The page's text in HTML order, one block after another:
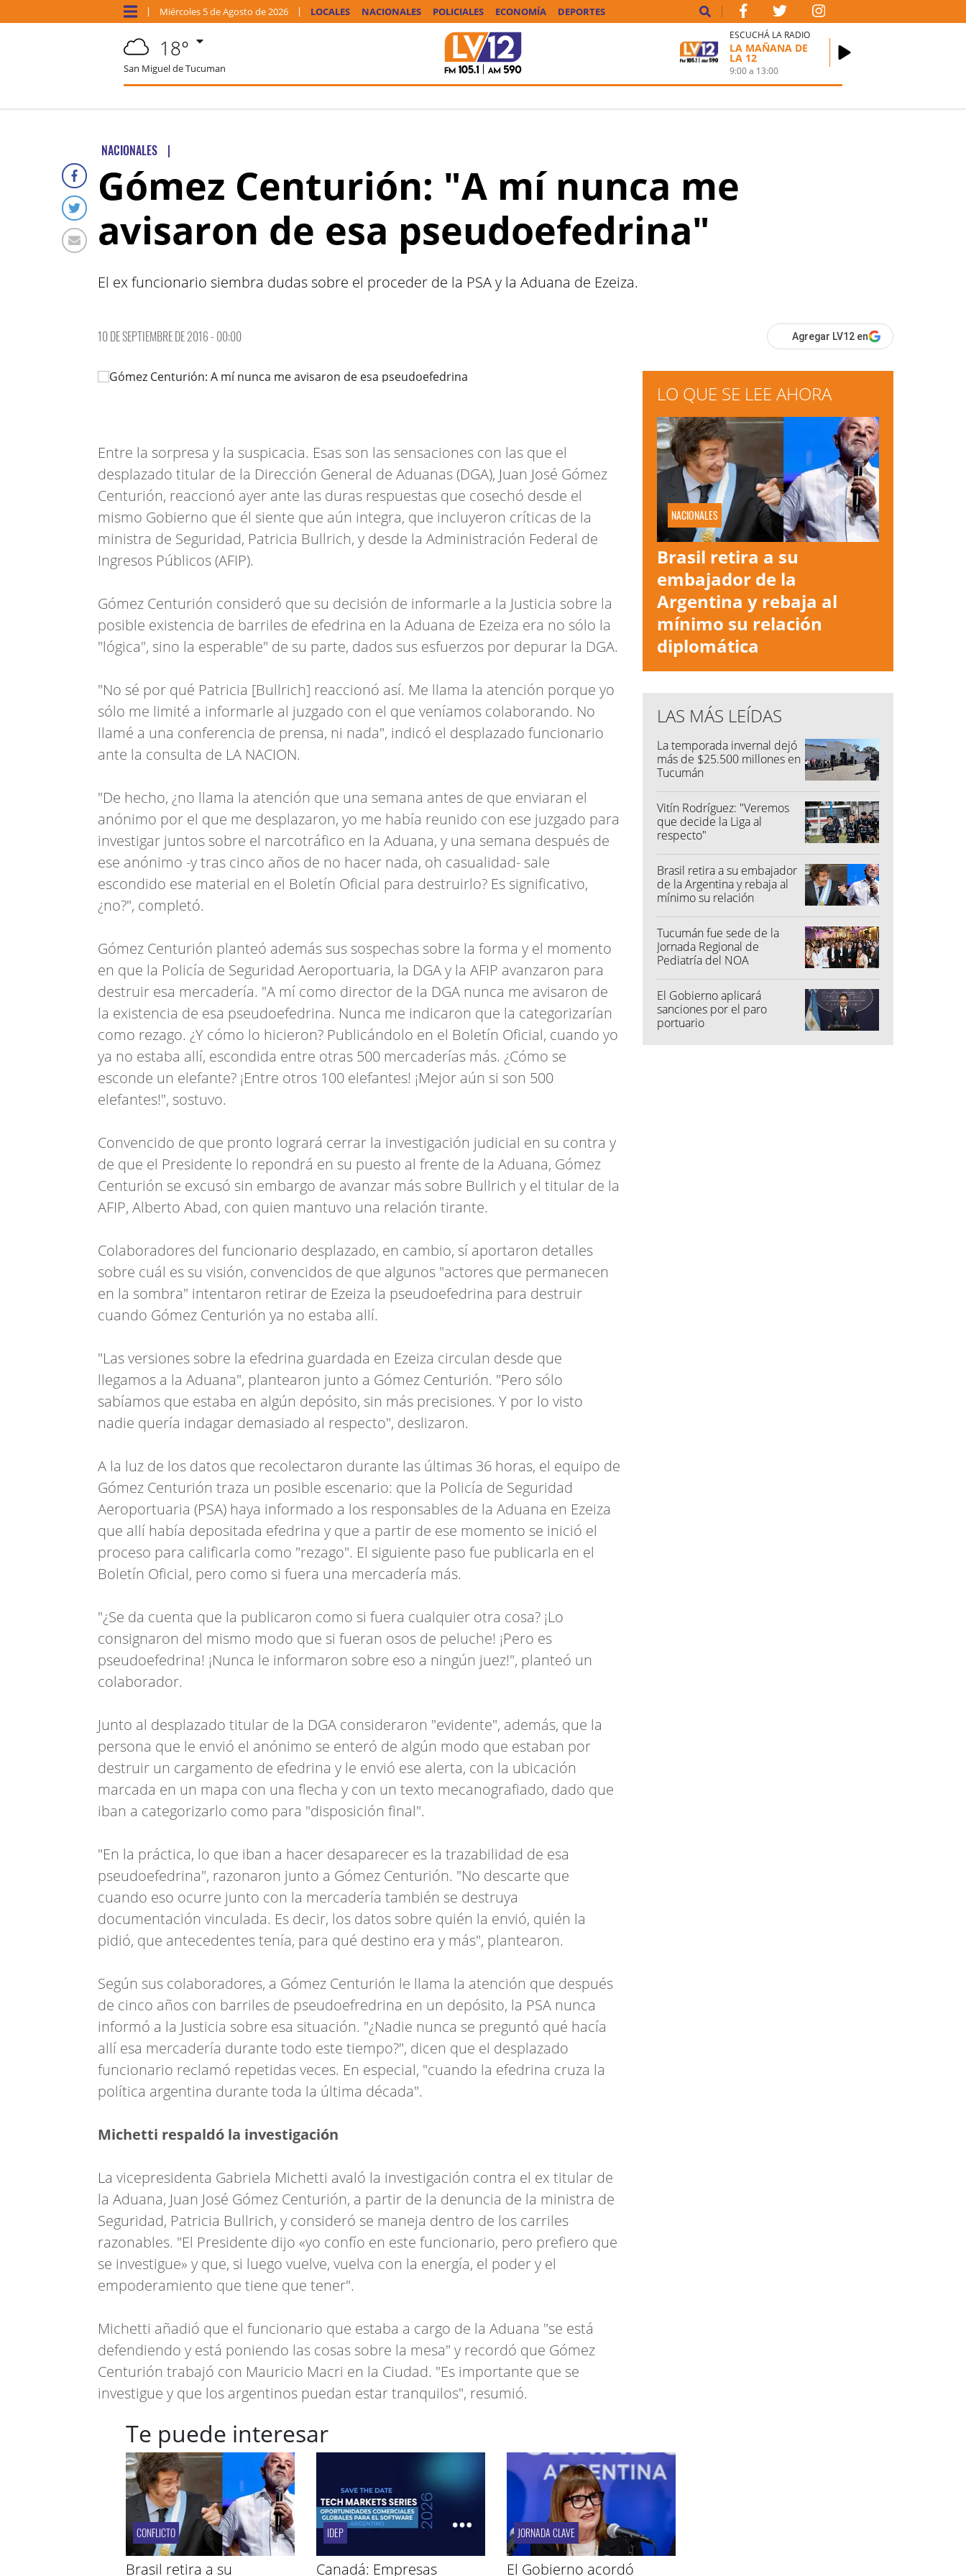
Miércoles 5 deAgosto de 2026 LOCALES NACIONALES POLICIALES ECONOMÍA DEPORTES
18°
San Miguel de Tucuman
ESCUCHÁ LA RADIO
LA MAÑANA DE
LA 12
9:00a 13:00
NACIONALES |
Gómez Centurión: "A mí nunca me
avisaron de esa pseudoefedrina"
El ex funcionario siembra dudas sobre el proceder de la PSA y la Aduana de Ezeiza.
10 DE SEPTIEMBRE DE 2016 - 00:00 Agregar LV12 en
Entre la sorpresa y la suspicacia. Esas son las sensaciones con las que el
desplazado titular de la Dirección General de Aduanas (DGA), Juan José Gómez
Centurión, reaccionó ayer ante las duras respuestas que cosechó desde el
mismo Gobierno que él siente que aún integra, que incluyeron críticas de la
ministra de Seguridad, Patricia Bullrich, y desde la Administración Federal de
Ingresos Públicos (AFIP).
Gómez Centurión consideró que su decisión de informarle a la Justicia sobre la
posible existencia de barriles de efedrina en la Aduana de Ezeiza era no sólo la
"lógica", sino la esperable" de su parte, dados sus esfuerzos por depurar la DGA.
"No sé por qué Patricia [Bullrich] reaccionó así. Me llama la atención porque yo
sólo me limité a informarle al juzgado con el que veníamos colaborando. No
llamé a una conferencia de prensa, ni nada", indicó el desplazado funcionario
ante la consulta de LA NACION.
"De hecho, ¿no llama la atención que una semana antes de que enviaran el
anónimo por el que me desplazaron, yo me había reunido con ese juzgado para
investigar juntos sobre el narcotráfico en la Aduana, y una semana después de
ese anónimo -y tras cinco años de no hacer nada, oh casualidad- sale
escondido ese material en el Boletín Oficial para destruirlo? Es significativo,
¿no?", completó.
Gómez Centurión planteó además sus sospechas sobre la forma y el momento
en que la Policía de Seguridad Aeroportuaria, la DGA y la AFIP avanzaron para
destruir esa mercadería. "A mí como director de la DGA nunca me avisaron de
la existencia de esa pseudoefedrina. Nunca me indicaron que la categorizarían
como rezago. ¿Y cómo lo hicieron? Publicándolo en el Boletín Oficial, cuando yo
ya no estaba allí, escondida entre otras 500 mercaderías más. ¿Cómo se
esconde un elefante? ¡Entre otros 100 elefantes! ¡Mejor aún si son 500
elefantes!", sostuvo.
Convencido de que pronto logrará cerrar la investigación judicial en su contra y
de que el Presidente lo repondrá en su puesto al frente de la Aduana, Gómez
Centurión se excusó sin embargo de avanzar más sobre Bullrich y el titular de la
AFIP, Alberto Abad, con quien mantuvo una relación tirante.
Colaboradores del funcionario desplazado, en cambio, sí aportaron detalles
sobre cuál es su visión, convencidos de que algunos "actores que permanecen
en la sombra" intentaron retirar de Ezeiza la pseudoefedrina para destruir
cuando Gómez Centurión ya no estaba allí.
"Las versiones sobre la efedrina guardada en Ezeiza circulan desde que
llegamos a la Aduana", plantearon junto a Gómez Centurión. "Pero sólo
sabíamos que estaba en algún depósito, sin más precisiones. Y por lo visto
nadie quería indagar demasiado al respecto", deslizaron.
A la luz de los datos que recolectaron durante las últimas 36 horas, el equipo de
Gómez Centurión traza un posible escenario: que la Policía de Seguridad
Aeroportuaria (PSA) haya informado a los responsables de la Aduana en Ezeiza
que allí había depositada efedrina y que a partir de ese momento se inició el
proceso para calificarla como "rezago". El siguiente paso fue publicarla en el
Boletín Oficial, pero como si fuera una mercadería más.
"¿Se da cuenta que la publicaron como si fuera cualquier otra cosa? ¡Lo
consignaron del mismo modo que si fueran osos de peluche! ¡Pero es
pseudoefedrina! ¡Nunca le informaron sobre eso a ningún juez!", planteó un
colaborador.
Junto al desplazado titular de la DGA consideraron "evidente", además, que la
persona que le envió el anónimo se enteró de algún modo que estaban por
destruir un cargamento de efedrina y le envió ese alerta, con la ubicación
marcada en un mapa con una flecha y con un texto mecanografiado, dado que
iban a categorizarlo como para "disposición final".
"En la práctica, lo que iban a hacer desaparecer es la trazabilidad de esa
pseudoefedrina", razonaron junto a Gómez Centurión. "No descarte que
cuando eso ocurre junto con la mercadería también se destruya
documentación vinculada. Es decir, los datos sobre quién la envió, quién la
pidió, que antecedentes tenía, para qué destino era y más", plantearon.
Según sus colaboradores, a Gómez Centurión le llama la atención que después
de cinco años con barriles de pseudoefredrina en un depósito, la PSA nunca
informó a la Justicia sobre esa situación. "¿Nadie nunca se preguntó qué hacía
allí esa mercadería durante todo este tiempo?", dicen que el desplazado
funcionario reclamó repetidas veces. En especial, "cuando la efedrina cruza la
política argentina durante toda la última década".
Michetti respaldó la investigación
La vicepresidenta Gabriela Michetti avaló la investigación contra el ex titular de
la Aduana, Juan José Gómez Centurión, a partir de la denuncia de la ministra de
Seguridad, Patricia Bullrich, y consideró se maneja dentro de los carriles
razonables. "El Presidente dijo «yo confío en este funcionario, pero prefiero que
se investigue» y que, si luego vuelve, vuelva con la energía, el poder y el
empoderamiento que tiene que tener".
Michetti añadió que el funcionario que estaba a cargo de la Aduana "se está
defendiendo y está poniendo las cosas sobre la mesa" y recordó que Gómez
Centurión trabajó con Mauricio Macri en la Ciudad. "Es importante que se
investigue y que los argentinos puedan estar tranquilos", resumió.
LO QUE SE LEE AHORA
NACIONALES
Brasil retira a su
embajador de la
Argentina y rebaja al
mínimo su relación
diplomática
LAS MÁS LEÍDAS
La temporada invernal dejó
más de $25.500 millones en
Tucumán
Vitín Rodríguez: "Veremos
que decide la Liga al
respecto"
Brasil retira a su embajador
de la Argentina y rebaja al
mínimo su relación
Tucumán fue sede de la
Jornada Regional de
Pediatría del NOA
El Gobierno aplicará
sanciones por el paro
portuario
Te puede interesar
CONFLICTO
Brasil retira a su
IDEP
Canadá: Empresas
JORNADA CLAVE
El Gobierno acordó